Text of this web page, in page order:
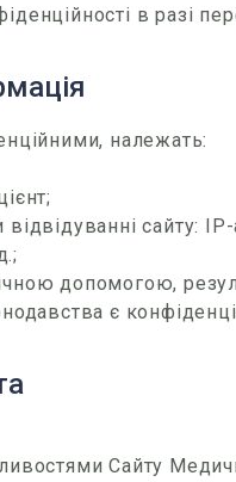
в разі
належать:
сайту:
допомогою,
є
Сайту